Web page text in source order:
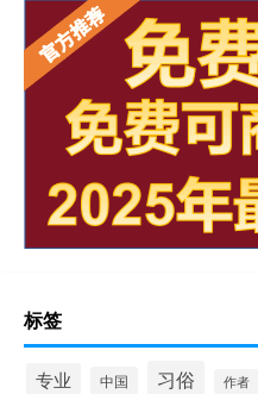
标签
专业 中国 习俗 作者